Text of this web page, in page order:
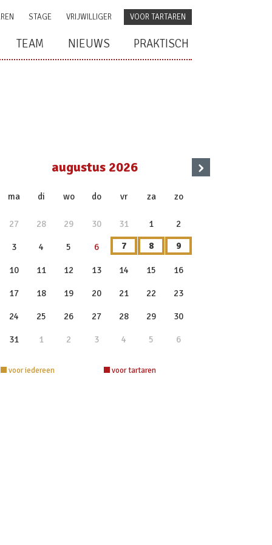
VOOR TARTAREN
STAGE VRIJWILLIGER
TEAM NIEUWS PRAKTISCH
augustus 2026
ma di wo do vr za zo
27 28 29 30 31 1 2
3 4 5 6 7 8 9
10 11 12 13 14 15 16
17 18 19 20 21 22 23
24 25 26 27 28 29 30
31 1 2 3 4 5 6
›
voor iedereen voor tartaren